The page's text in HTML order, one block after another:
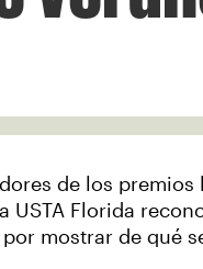
de los premios
USTA Florida
mostrar de qué